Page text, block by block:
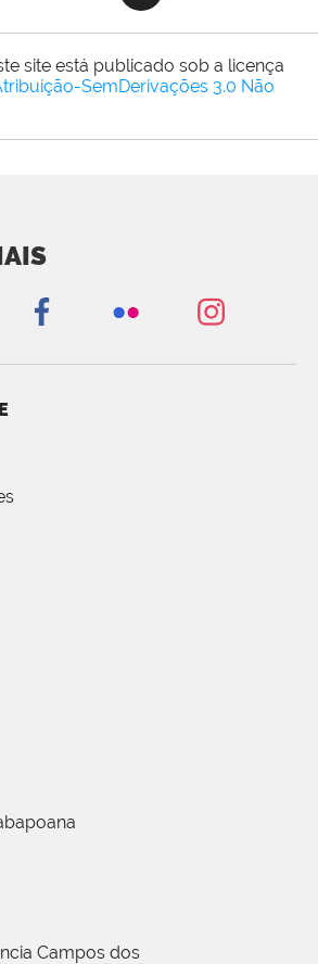
site está publicado sob a licença
SemDerivações 3.0 Não
Campos dos